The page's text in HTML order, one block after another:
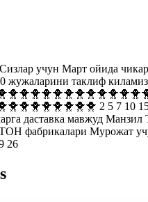
учун Март ойида
жужаларини таклиф
2 5 7 10
даставка мавжуд Манзил
фабрикалари Мурожат
26